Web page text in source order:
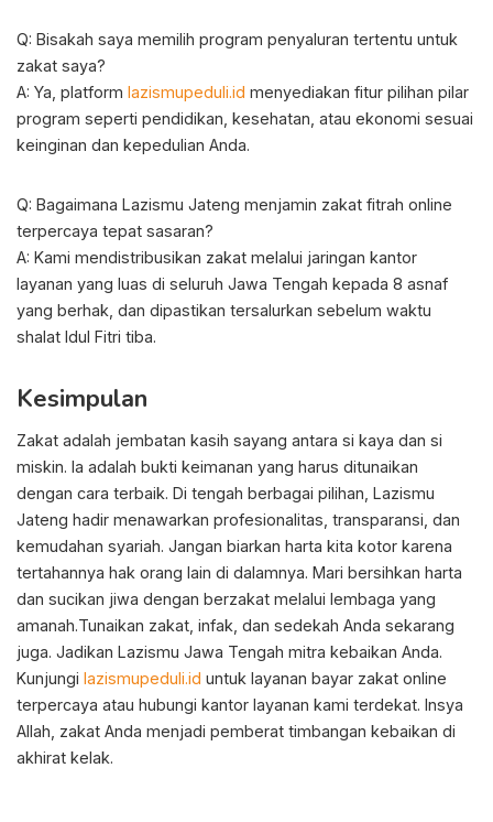
Q: Bisakah saya memilih program penyaluran tertentu untuk
zakat saya?
A: Ya, platform lazismupeduli.id menyediakan fitur pilihan pilar
program seperti pendidikan, kesehatan, atau ekonomi sesuai
keinginan dan kepedulian Anda.
Q: Bagaimana Lazismu Jateng menjamin zakat fitrah online
terpercaya tepat sasaran?
A: Kami mendistribusikan zakat melalui jaringan kantor
layanan yang luas di seluruh Jawa Tengah kepada 8 asnaf
yang berhak, dan dipastikan tersalurkan sebelum waktu
shalat Idul Fitri tiba.
Kesimpulan
Zakat adalah jembatan kasih sayang antara si kaya dan si
miskin. Ia adalah bukti keimanan yang harus ditunaikan
dengan cara terbaik. Di tengah berbagai pilihan, Lazismu
Jateng hadir menawarkan profesionalitas, transparansi, dan
kemudahan syariah. Jangan biarkan harta kita kotor karena
tertahannya hak orang lain di dalamnya. Mari bersihkan harta
dan sucikan jiwa dengan berzakat melalui lembaga yang
amanah.Tunaikan zakat, infak, dan sedekah Anda sekarang
juga. Jadikan Lazismu Jawa Tengah mitra kebaikan Anda.
Kunjungi lazismupeduli.id untuk layanan bayar zakat online
terpercaya atau hubungi kantor layanan kami terdekat. Insya
Allah, zakat Anda menjadi pemberat timbangan kebaikan di
akhirat kelak.